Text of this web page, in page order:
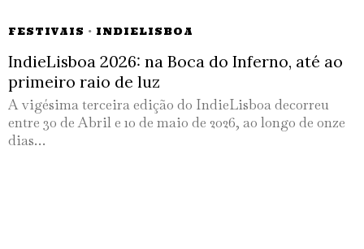
FESTIVAIS · INDIELISBOA
IndieLisboa 2026: na Boca do Inferno, até ao
primeiro raio de luz
A vigésima terceira edição do IndieLisboa decorreu
entre 30 de Abril e 10 de maio de 2026, ao longo de onze
dias…